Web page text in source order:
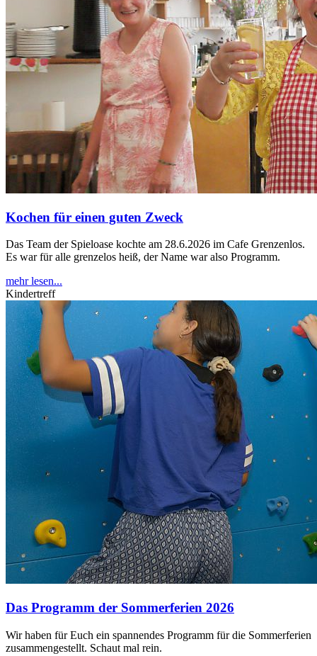
Kochen für einen guten Zweck
Das Team der Spieloase kochte am 28.6.2026 im Cafe Grenzenlos.
Es war für alle grenzelos heiß, der Name war also Programm.
mehr lesen...
Kindertreff
Das Programm der Sommerferien 2026
Wir haben für Euch ein spannendes Programm für die Sommerferien
zusammengestellt. Schaut mal rein.